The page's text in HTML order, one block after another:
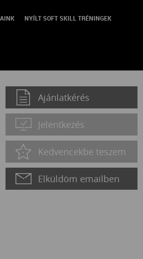
NYÍLT SOFT SKILL TRÉNINGEK
Ajánlatkérés
Jelentkezés
Kedvencekbe teszem
Elküldöm emailben